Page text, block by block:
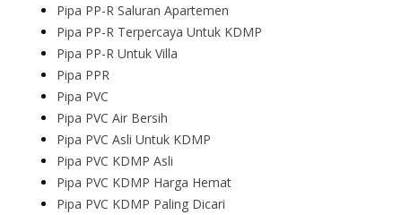
Pipa PP-R Saluran Apartemen
Pipa PP-R Terpercaya Untuk KDMP
Pipa PP-R Untuk Villa
Pipa PPR
Pipa PVC
Pipa PVC Air Bersih
Pipa PVC Asli Untuk KDMP
Pipa PVC KDMP Asli
Pipa PVC KDMP Harga Hemat
Pipa PVC KDMP Paling Dicari